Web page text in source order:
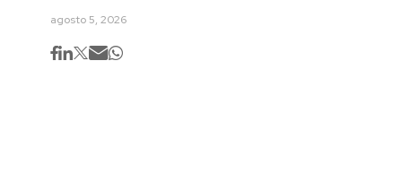
agosto 5, 2026